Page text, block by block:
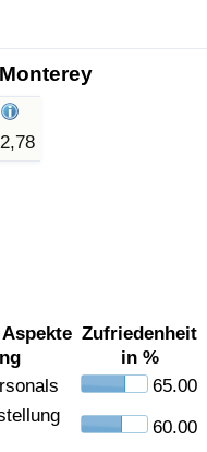
Zufriedenheit
in %
65.00
60.00
Land